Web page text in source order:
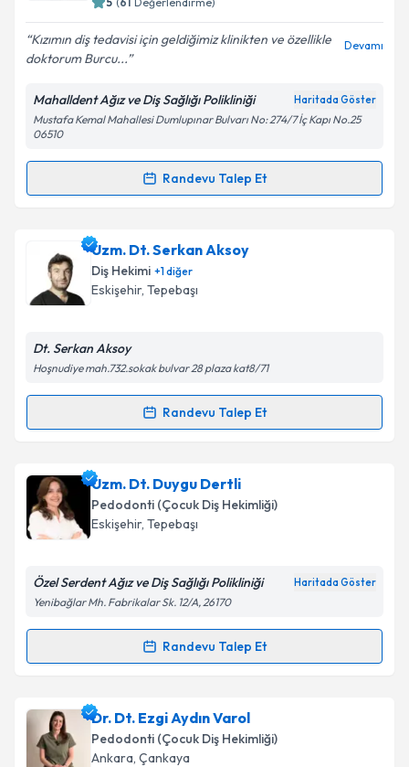
Kişisel verilerimin işlenmesine ilişkin
Aydınlatma
Metni'ni okudum ve kişisel verilerimin belirtilen
Takvim Talebini Gönder
Kızımın diş tedavisi için geldiğimiz klinikten ve özellikle
doktorum Burcu...
Devamı
Mahalldent Ağız ve Diş Sağlığı Polikliniği Haritada Göster
Mustafa Kemal Mahallesi Dumlupınar Bulvarı No: 274/7 İç Kapı No.25
06510
Randevu Talep Et
Randevu Takvimi Talebi
Uzm. Dt. Nur Burcu Ulusoyiçin randevu takvimi
talebi oluşturun. Size bu uzmandan randevu almanız
için bir takvim hazırlandığında e-posta ile
bilgilendireceğiz.
Kişisel verilerimin işlenmesine ilişkinAydınlatma
kapsamda işlenmesini kabul ediyorum.
Takvim Talebini Gönder
Uzm. Dt. Serkan Aksoy
Diş Hekimi +1diğer
Eskişehir, Tepebaşı
Dt. Serkan Aksoy
Hoşnudiye mah.732.sokak bulvar 28 plaza kat8/71
Randevu Talep Et
Randevu Takvimi Talebi
Uzm. Dt. Serkan Aksoyiçin randevu takvimi talebi
oluşturun. Size bu uzmandan randevu almanız için bir
takvim hazırlandığında e-posta ile bilgilendireceğiz.
Kişisel verilerimin işlenmesine ilişkin
Metni'ni okudum ve kişisel verilerimin belirtilen
Takvim Talebini Gönder
Uzm. Dt. Duygu Dertli
Pedodonti (Çocuk Diş Hekimliği)
Eskişehir, Tepebaşı
Özel Serdent Ağız ve Diş Sağlığı Polikliniği Haritada Göster
Yenibağlar Mh. Fabrikalar Sk. 12/A, 26170
Randevu Talep Et
Randevu Takvimi Talebi
Uzm. Dt. Duygu Dertliiçin randevu takvimi talebi
oluşturun. Size bu uzmandan randevu almanız için bir
takvim hazırlandığında e-posta ile bilgilendireceğiz.
Dr. Dt. Ezgi Aydın Varol
Pedodonti (Çocuk Diş Hekimliği)
Ankara, Çankaya